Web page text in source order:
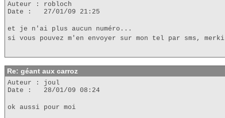
Auteur : robloch
Date : 27/01/09 21:25
et je n'ai plus aucun numéro...
si vous pouvez m'en envoyer sur mon tel par sms,
Re: géant aux carroz
Auteur : joul
Date : 28/01/09 08:24
ok aussi pour moi